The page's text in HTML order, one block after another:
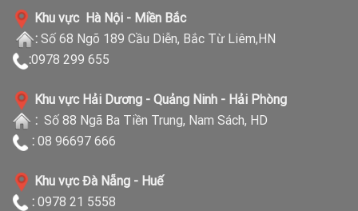
Khu vực Hà Nội - Miền Bắc
: Số 68 Ngõ 189 Cầu Diễn, Bắc Từ Liêm,HN
:0978 299 655
Khu vực Hải Dương - Quảng Ninh - Hải Phòng
: Số 88 Ngã Ba Tiền Trung, Nam Sách, HD
: 08 96697 666
Khu vực Đà Nẵng - Huế
: 0978 21 5558